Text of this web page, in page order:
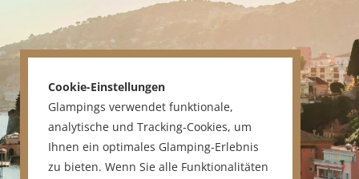
Cookie-Einstellungen
Glampings verwendet funktionale,
analytische und Tracking-Cookies, um
Ihnen ein optimales Glamping-Erlebnis
zu bieten. Wenn Sie alle Funktionalitäten